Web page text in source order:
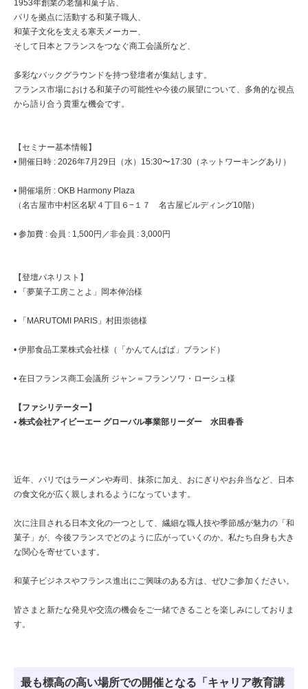
1953年創業の老舗和菓子店、
パリを拠点に活動する和菓子職人、
和菓子文化を支える寒天メーカー、
そして日本とフランスをつなぐ商工会議所など、
多彩なバックグラウンドを持つ登壇者が集結します。
フランス市場における和菓子の可能性や今後の展望について、多角的な視点
から語り合う貴重な機会です。
【セミナー基本情報】
• 開催日時 : 2026年7月29日（水）15:30〜17:30（ネットワーキングあり）
• 開催場所 : OKB Harmony Plaza
（名古屋市中村区名駅４丁目６−１７ 名古屋ビルディング10階）
• 参加費 : 会員 : 1,500円／非会員 : 3,000円
【登壇パネリスト】
• 「夢菓子工房ことよ」岡本伸治様
• 「MARUTOMI PARIS」村田崇徳様
• 伊那食品工業株式会社様（「かんてんぱぱ」ブランド）
• 在日フランス商工会議所 ジャン＝フランソワ・ローシュ様
【ファシリテーター】
• 株式会社アイビーエー グローバル事業部リーダー 水田春香
近年、パリではラーメンや寿司、抹茶に加え、おにぎりやお弁当など、日本
の食文化が広く親しまれるようになっています。
次に注目される日本文化の一つとして、繊細な職人技や季節感が魅力の「和
菓子」が、今後フランスでどのように広がっていくのか。私たち自身も大き
な関心を寄せています。
和菓子ビジネスやフランス進出にご興味のある方は、ぜひご参加ください。
皆さまと新たな発見や交流の機会をご一緒できることを楽しみにしておりま
す。
最も標高の高い場所での開催となる「キャリア教育講